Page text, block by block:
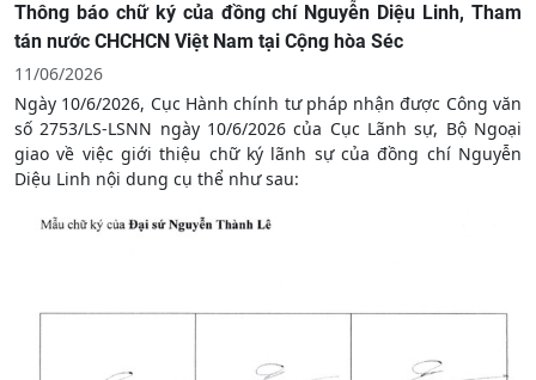
Thông báo chữ ký của đồng chí Nguyễn Diệu Linh, Tham
tán nước CHCHCN Việt Nam tại Cộng hòa Séc
11/06/2026
Ngày 10/6/2026, Cục Hành chính tư pháp nhận được Công văn
số 2753/LS-LSNN ngày 10/6/2026 của Cục Lãnh sự, Bộ Ngoại
giao về việc giới thiệu chữ ký lãnh sự của đồng chí Nguyễn
Diệu Linh nội dung cụ thể như sau: